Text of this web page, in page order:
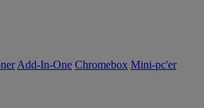
Add-In-One Chromebox Mini-pc'er